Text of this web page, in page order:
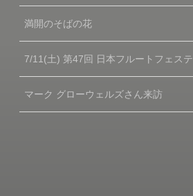
満開のそばの花
7/11(土) 第47回 日本フルートフェス
マーク グローウェルズさん来訪